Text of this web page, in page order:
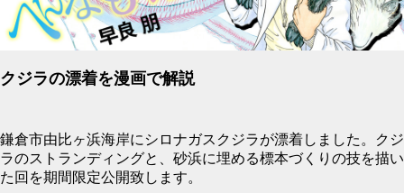
クジラの漂着を漫画で解説
鎌倉市由比ヶ浜海岸にシロナガスクジラが漂着しました。クジ
ラのストランディングと、砂浜に埋める標本づくりの技を描い
た回を期間限定公開致します。